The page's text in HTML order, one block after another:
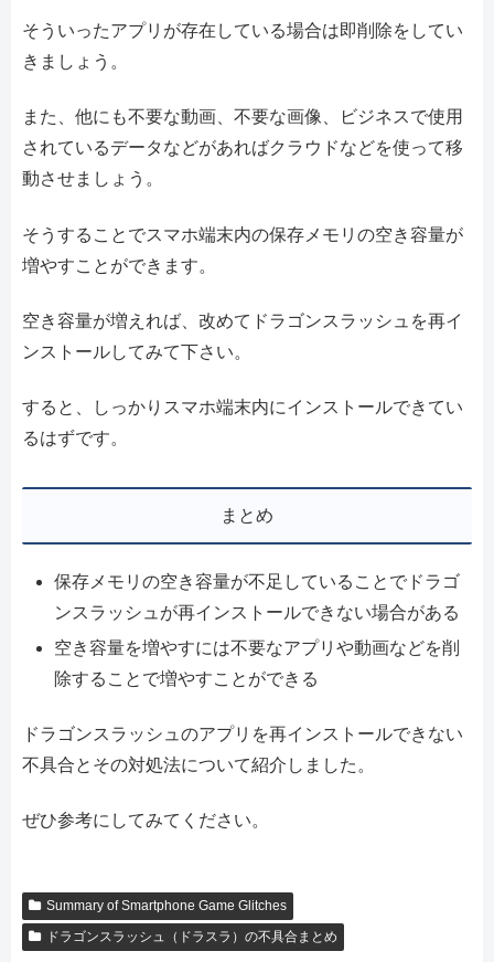
そういったアプリが存在している場合は即削除をしてい
きましょう。
また、他にも不要な動画、不要な画像、ビジネスで使用
されているデータなどがあればクラウドなどを使って移
動させましょう。
そうすることでスマホ端末内の保存メモリの空き容量が
増やすことができます。
空き容量が増えれば、改めてドラゴンスラッシュを再イ
ンストールしてみて下さい。
すると、しっかりスマホ端末内にインストールできてい
るはずです。
まとめ
保存メモリの空き容量が不足していることでドラゴ
ンスラッシュが再インストールできない場合がある
空き容量を増やすには不要なアプリや動画などを削
除することで増やすことができる
ドラゴンスラッシュのアプリを再インストールできない
不具合とその対処法について紹介しました。
ぜひ参考にしてみてください。
Summary of Smartphone Game Glitches
ドラゴンスラッシュ（ドラスラ）の不具合まとめ